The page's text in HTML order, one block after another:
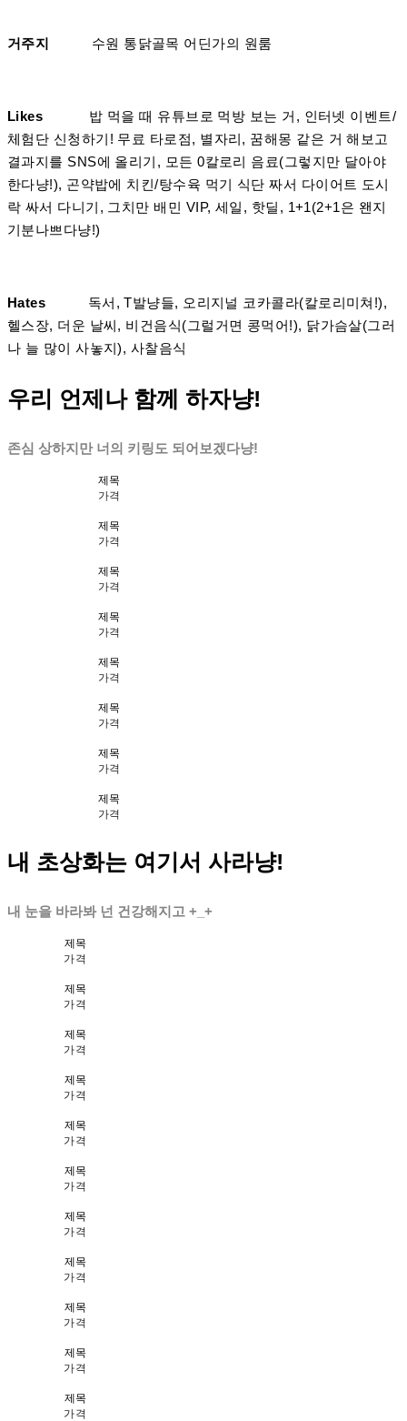
거주지 수원 통닭골목 어딘가의 원룸
Likes
밥 먹을 때 유튜브로 먹방 보는 거, 인터넷 이벤트/
체험단 신청하기! 무료 타로점, 별자리, 꿈해몽 같은 거 해보고
결과지를 SNS에 올리기, 모든 0칼로리 음료(그렇지만 달아야
한다냥!), 곤약밥에 치킨/탕수육 먹기 식단 짜서 다이어트 도시
락 싸서 다니기, 그치만 배민 VIP, 세일, 핫딜, 1+1(2+1은 왠지
기분나쁘다냥!)
Hates
독서, T발냥들, 오리지널 코카콜라(칼로리미쳐!),
헬스장, 더운 날씨, 비건음식(그럴거면 콩먹어!), 닭가슴살(그러
나 늘 많이 사놓지), 사찰음식
우리 언제나 함께 하자냥!
존심 상하지만 너의 키링도 되어보겠다냥!
제목
가격
제목
가격
제목
가격
제목
가격
제목
가격
제목
가격
제목
가격
제목
가격
내 초상화는 여기서 사라냥!
내 눈을 바라봐 넌 건강해지고 +_+
제목
가격
제목
가격
제목
가격
제목
가격
제목
가격
제목
가격
제목
가격
제목
가격
제목
가격
제목
가격
제목
가격